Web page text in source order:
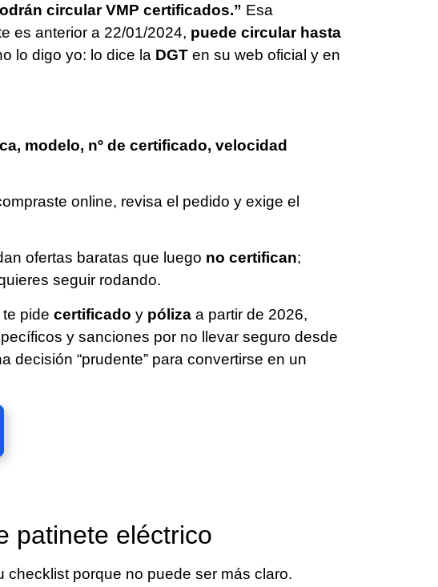
circular VMP certificados.” Esa
es anterior a 22/01/2024, puede circular hasta
lo digo yo: lo dice la DGT en su web oficial y en
modelo, nº de certificado, velocidad
online, revisa el pedido y exige el
ofertas baratas que luego no certifican;
seguir rodando.
pide certificado y póliza a partir de 2026,
y sanciones por no llevar seguro desde
decisión “prudente” para convertirse en un
patinete eléctrico
checklist porque no puede ser más claro.